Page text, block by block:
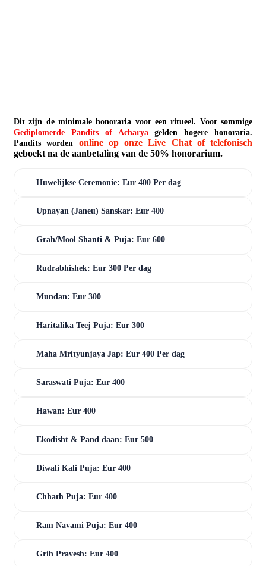
Dit zijn de minimale honoraria voor een ritueel. Voor sommige
Gediplomerde Pandits of Acharya
gelden hogere honoraria.
Pandits worden online op onze Live Chat of telefonisch
geboekt na de aanbetaling van de 50% honorarium.
Huwelijkse Ceremonie: Eur 400 Per dag
Upnayan (Janeu) Sanskar: Eur 400
Grah/Mool Shanti & Puja: Eur 600
Rudrabhishek: Eur 300 Per dag
Mundan: Eur 300
Haritalika Teej Puja: Eur 300
Maha Mrityunjaya Jap: Eur 400 Per dag
Saraswati Puja: Eur 400
Hawan: Eur 400
Ekodisht & Pand daan: Eur 500
Diwali Kali Puja: Eur 400
Chhath Puja: Eur 400
Ram Navami Puja: Eur 400
Grih Pravesh: Eur 400